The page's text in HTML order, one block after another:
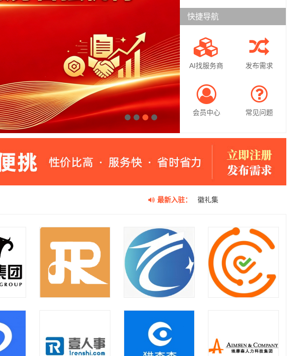
3 4
快捷导航
AI找服务商 发布需求
会员中心 常见问题
最新入驻： 中人品牌研究院
华劳集团
如是集团
有限公司
九州达业